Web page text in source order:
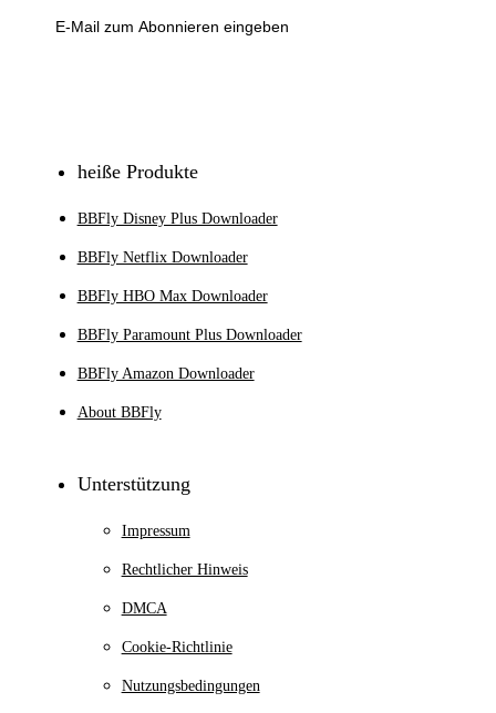
heiße Produkte
BBFly Disney Plus Downloader
BBFly Netflix Downloader
BBFly HBO Max Downloader
BBFly Paramount Plus Downloader
BBFly Amazon Downloader
About BBFly
Unterstützung
Impressum
Rechtlicher Hinweis
DMCA
Cookie-Richtlinie
Nutzungsbedingungen